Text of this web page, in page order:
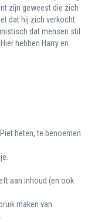
zijn geweest die zich
dat hij zich verkocht
dat mensen stil
hebben Harry en
heten, te benoemen
aan inhoud (en ook
maken van